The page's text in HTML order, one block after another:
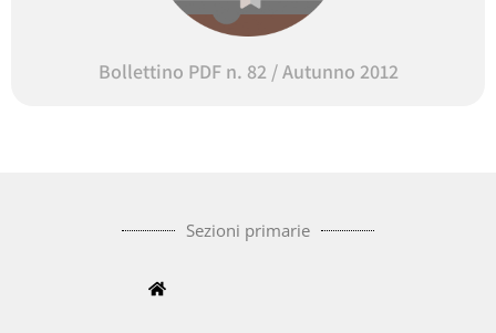
Bollettino PDF n. 82 / Autunno 2012
Sezioni primarie